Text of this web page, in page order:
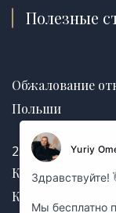
Полезные
Обжалование
Польши
25.06.2026
Как получить
Канаде без